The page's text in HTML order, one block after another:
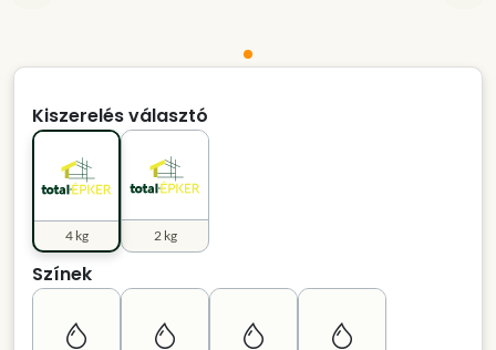
Kiszerelés választó
2 kg
4 kg
Színek